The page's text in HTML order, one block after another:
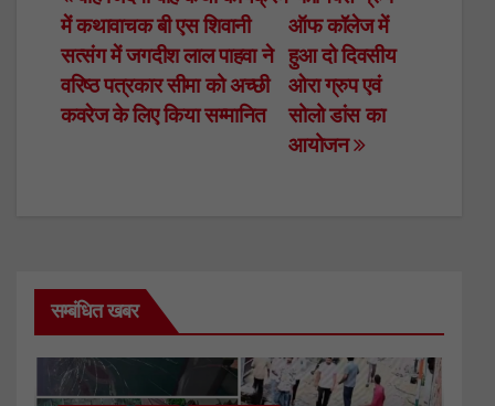
e
b
o
er s
A
p
e
dI
n
navigation
ऑफ कॉलेज में
हुआ दो दिवसीय
ओरा ग्रुप एवं
सोलो डांस का
आयोजन
में कथावाचक बी एस शिवानी
सत्संग में जगदीश लाल पाहवा ने
वरिष्ठ पत्रकार सीमा को अच्छी
कवरेज के लिए किया सम्मानित
सम्बंधित खबर